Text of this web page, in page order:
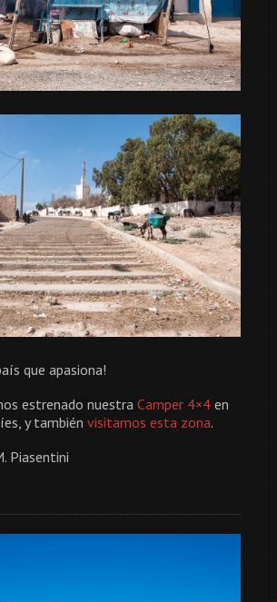
que apasiona!
estrenado nuestra Camper 4×4 en
y también visitamos esta zona.
Piasentini